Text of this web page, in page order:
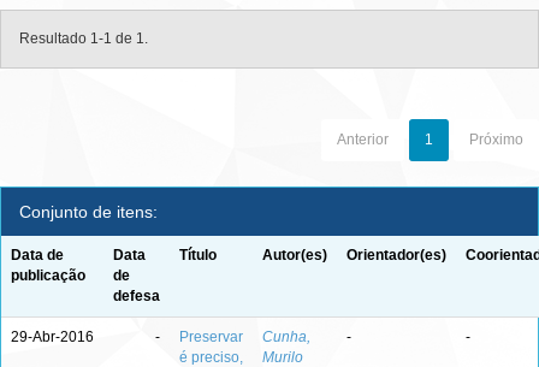
Resultado 1-1 de 1.
Anterior 1 Próximo
Conjunto de itens:
Data de
publicação
Data
de
defesa
Título Autor(es) Orientador(es)
29-Abr-2016 -
Preservar
é preciso,
Cunha,
Murilo
- -